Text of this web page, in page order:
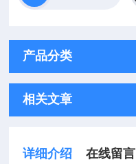
产品分类
相关文章
详细介绍 在线留言